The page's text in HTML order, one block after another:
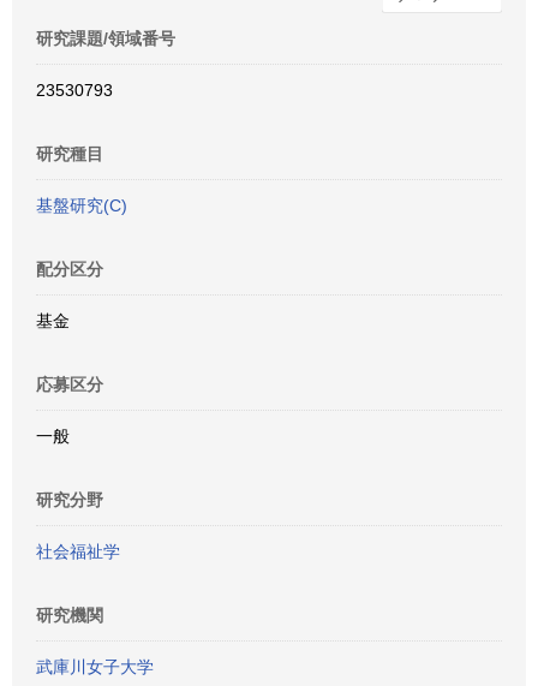
研究課題/領域番号
23530793
研究種目
基盤研究(C)
配分区分
基金
応募区分
一般
研究分野
社会福祉学
研究機関
武庫川女子大学